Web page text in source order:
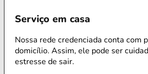
Serviço em casa
Nossa rede credenciada conta com
domicílio. Assim, ele pode ser
estresse de sair.